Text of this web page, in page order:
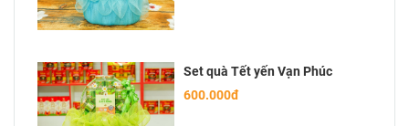
Set quà Tết yến Vạn Phúc
600.000đ